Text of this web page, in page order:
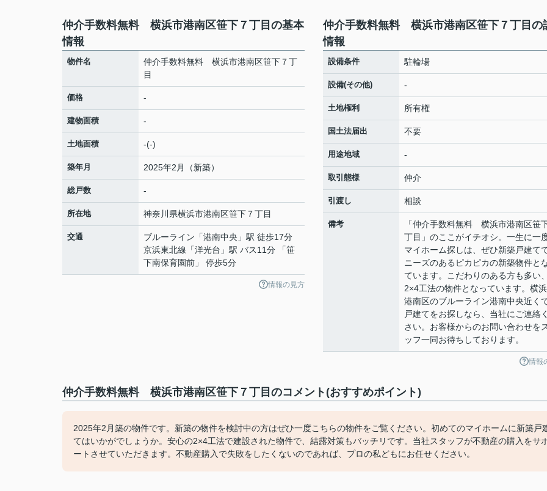
仲介手数料無料 横浜市港南区笹下７丁目の基本
情報
物件名
仲介手数料無料 横浜市港南区笹下７丁
目
価格 -
建物面積 -
土地面積 -(-)
築年月 2025年2月（新築）
総戸数 -
所在地 神奈川県横浜市港南区笹下 ７丁目
交通 ブルーライン 「港南中央 」駅 徒歩17分
京浜東北線 「洋光台 」駅 バス11分 「笹
下南保育園前」 停歩5分
情報の見方
仲介手数料無料 横浜市港南区笹下７丁目の
情報
設備条件 駐輪場
設備(その他) -
土地権利 所有権
国土法届出 不要
用途地域 -
取引態様 仲介
引渡し 相談
備考
「仲介手数料無料 横浜市港南区笹
丁目」のここがイチオシ。一生に一
マイホーム探しは、ぜひ新築戸建てで
ニーズのあるピカピカの新築物件と
ています。こだわりのある方も多い、
2×4工法の物件となっています。横
港南区のブルーライン港南中央近く
戸建てをお探しなら、当社にご連絡
さい。お客様からのお問い合わせを
ッフ一同お待ちしております。
情報
仲介手数料無料 横浜市港南区笹下７丁目のコメント(おすすめポイント)
2025年2月築の物件です。新築の物件を検討中の方はぜひ一度こちらの物件をご覧ください。初めてのマイホームに新築戸
てはいかがでしょうか。安心の2×4工法で建設された物件で、結露対策もバッチリです。当社スタッフが不動産の購入をサ
ートさせていただきます。不動産購入で失敗をしたくないのであれば、プロの私どもにお任せください。